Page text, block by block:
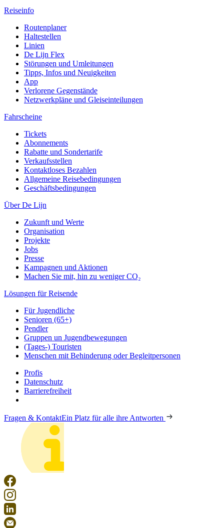
Reiseinfo
Routenplaner
Haltestellen
Linien
De Lijn Flex
Störungen und Umleitungen
Tipps, Infos und Neuigkeiten
App
Verlorene Gegenstände
Netzwerkpläne und Gleiseinteilungen
Fahrscheine
Tickets
Abonnements
Rabatte und Sondertarife
Verkaufsstellen
Kontaktloses Bezahlen
Allgemeine Reisebedingungen
Geschäftsbedingungen
Über De Lijn
Zukunft und Werte
Organisation
Projekte
Jobs
Presse
Kampagnen und Aktionen
Machen Sie mit, hin zu weniger CO₂
Lösungen für Reisende
Für Jugendliche
Senioren (65+)
Pendler
Gruppen un Jugendbewegungen
(Tages-) Touristen
Menschen mit Behinderung oder Begleitpersonen
Profis
Datenschutz
Barrierefreiheit
Fragen & KontaktEin Platz für alle ihre Antworten